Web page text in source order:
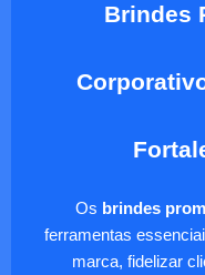
Brindes
Os brindes
ferramentas
marca, fidelizar